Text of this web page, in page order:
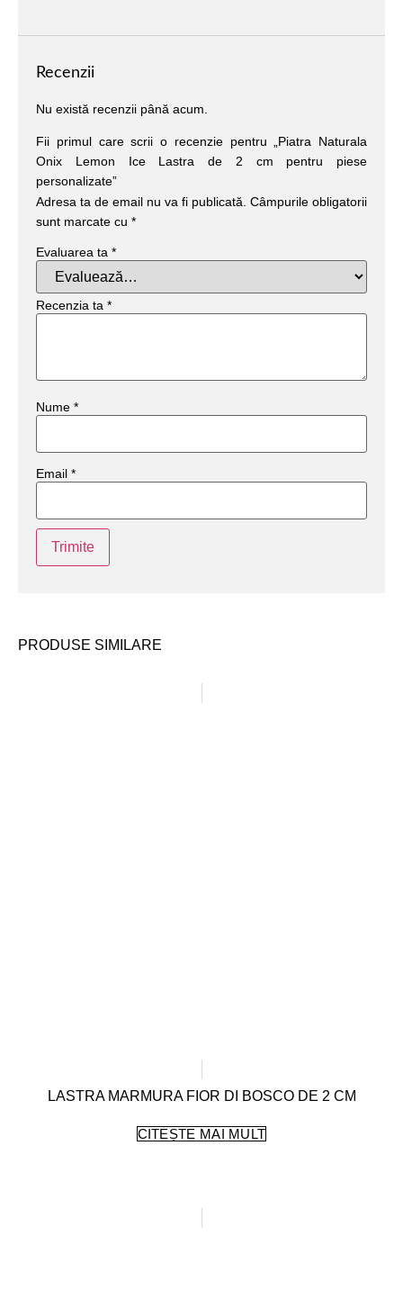
PRODUSE SIMILARE
LASTRA MARMURA FIOR DI BOSCO DE 2 CM
CITEȘTE MAI MULT
Recenzii
Nu există recenzii până acum.
Fii primul care scrii o recenzie pentru „Piatra Naturala
Onix Lemon Ice Lastra de 2 cm pentru piese
personalizate”
Adresa ta de email nu va fi publicată. Câmpurile obligatorii
sunt marcate cu *
Evaluarea ta *
Recenzia ta *
Nume *
Email *